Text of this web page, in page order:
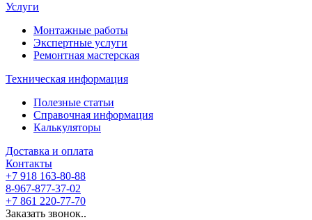
Услуги
Монтажные работы
Экспертные услуги
Ремонтная мастерская
Техническая информация
Полезные статьи
Справочная информация
Калькуляторы
Доставка и оплата
Контакты
+7 918 163-80-88
8-967-877-37-02
+7 861 220-77-70
Заказать звонок..